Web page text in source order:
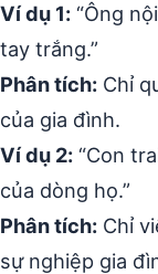
Ví dụ 1: “Ông
tay trắng.”
Phân tích: Chỉ
của gia đình.
Ví dụ 2: “Con
của dòng họ.”
Phân tích: Chỉ
sự nghiệp gia